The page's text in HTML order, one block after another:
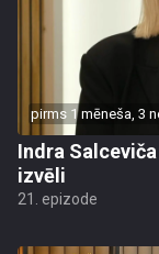
pirms 1 mēneša, 3
Indra
izvēli
21. epizode